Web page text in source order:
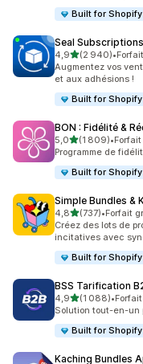
Built for Shopify
Seal
4,9étoile(s) sur 5
(2 940)
2940 avis au total
•
Augmentez vos
et aux adhésions !
Built for Shopify
BON : Fidélité &
5,0étoile(s) sur 5
(1 809)
1809 avis au total
•
Programme de
Built for Shopify
Simple Bundles &
4,8étoile(s) sur 5
(737)
737 avis au total
•Forfait
Créez des lots de
incitatives avec
Built for Shopify
BSS Tarification
4,9étoile(s) sur 5
(1 088)
1088 avis au total
•
Solution tout-en-un
Built for Shopify
Kaching Bundles